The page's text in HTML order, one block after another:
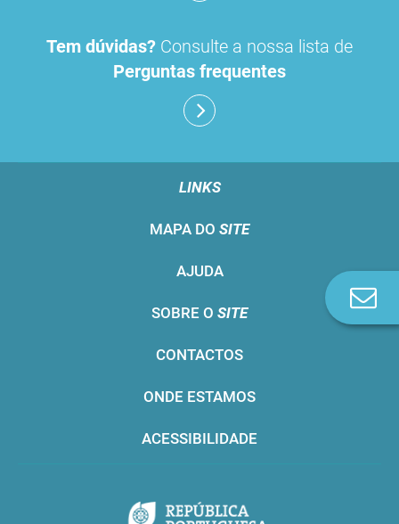
Tem dúvidas? Consulte a nossa lista de
Perguntas frequentes
LINKS
MAPA DO SITE
AJUDA
SOBRE O SITE
CONTACTOS
ONDE ESTAMOS
ACESSIBILIDADE